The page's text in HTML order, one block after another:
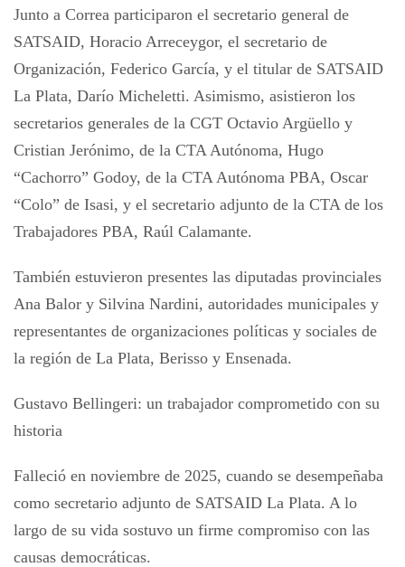
Junto a Correa participaron el secretario general de
SATSAID, Horacio Arreceygor, el secretario de
Organización, Federico García, y el titular de SATSAID
La Plata, Darío Micheletti. Asimismo, asistieron los
secretarios generales de la CGT Octavio Argüello y
Cristian Jerónimo, de la CTA Autónoma, Hugo
“Cachorro” Godoy, de la CTA Autónoma PBA, Oscar
“Colo” de Isasi, y el secretario adjunto de la CTA de los
Trabajadores PBA, Raúl Calamante.
También estuvieron presentes las diputadas provinciales
Ana Balor y Silvina Nardini, autoridades municipales y
representantes de organizaciones políticas y sociales de
la región de La Plata, Berisso y Ensenada.
Gustavo Bellingeri: un trabajador comprometido con su
historia
Falleció en noviembre de 2025, cuando se desempeñaba
como secretario adjunto de SATSAID La Plata. A lo
largo de su vida sostuvo un firme compromiso con las
causas democráticas.